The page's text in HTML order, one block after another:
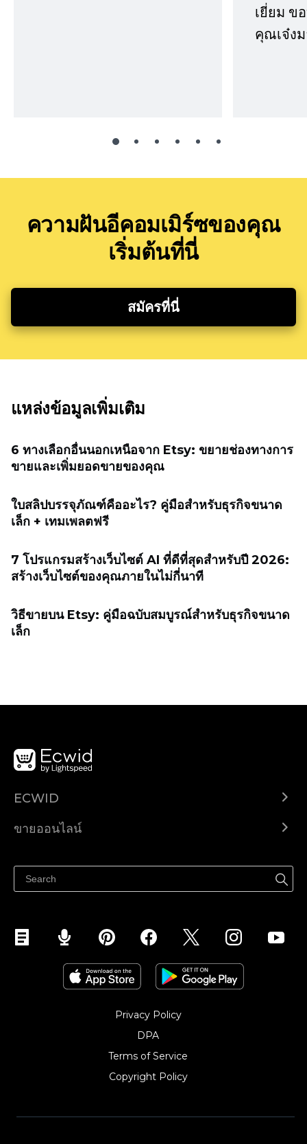
เยี่ยม ข
คุณเจ๋ง
ความฝันอีคอมเมิร์ซของคุณ
เริ่มต้นที่นี่
สมัครที่นี่
แหล่งข้อมูลเพิ่มเติม
6 ทางเลือกอื่นนอกเหนือจาก Etsy: ขยายช่องทางการ
ขายและเพิ่มยอดขายของคุณ
ใบสลิปบรรจุภัณฑ์คืออะไร? คู่มือสำหรับธุรกิจขนาด
เล็ก + เทมเพลตฟรี
7 โปรแกรมสร้างเว็บไซต์ AI ที่ดีที่สุดสำหรับปี 2026:
สร้างเว็บไซต์ของคุณภายในไม่กี่นาที
วิธีขายบน Etsy: คู่มือฉบับสมบูรณ์สำหรับธุรกิจขนาด
เล็ก
ECWID
ราคา
ขายออนไลน์
ขายบนเฟสบุ๊ค
Privacy Policy
DPA
Terms of Service
Copyright Policy‎